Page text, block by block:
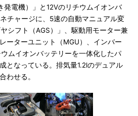
発電機）」と12Vのリチウムイオンバ
チャージに、5速の自動マニュアル変
シフト（AGS）」、駆動用モーター兼
ーターユニット（MGU）、インバー
ムイオンバッテリーを一体化したパ
となっている。排気量1.2lのデュアル
わせる。